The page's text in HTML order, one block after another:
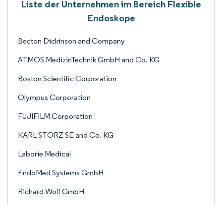
Liste der Unternehmen im Bereich Flexible
Endoskope
Becton Dickinson and Company
ATMOS MedizinTechnik GmbH and Co. KG
Boston Scientific Corporation
Olympus Corporation
FUJIFILM Corporation
KARL STORZ SE and Co. KG
Laborie Medical
EndoMed Systems GmbH
Richard Wolf GmbH